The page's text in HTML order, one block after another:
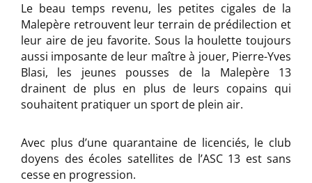
Le beau temps revenu, les petites cigales de la
Malepère retrouvent leur terrain de prédilection et
leur aire de jeu favorite. Sous la houlette toujours
aussi imposante de leur maître à jouer, Pierre-Yves
Blasi, les jeunes pousses de la Malepère 13
drainent de plus en plus de leurs copains qui
souhaitent pratiquer un sport de plein air.
Avec plus d’une quarantaine de licenciés, le club
doyens des écoles satellites de l’ASC 13 est sans
cesse en progression.